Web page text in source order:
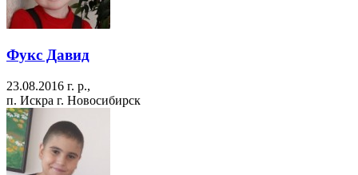
Фукс Давид
23.08.2016 г. р.,
п. Искра г. Новосибирск